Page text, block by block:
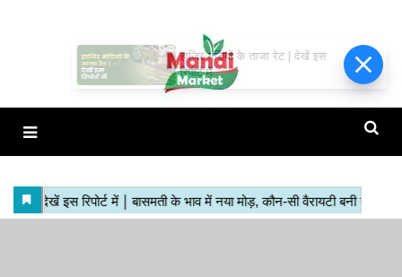
हाजिर मंडियों के ताजा रेट | देखें इस
रिपोर्ट में